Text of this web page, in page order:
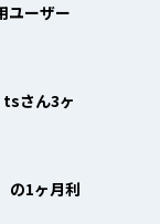
ユーザー
さん3ヶ
の1ヶ月利